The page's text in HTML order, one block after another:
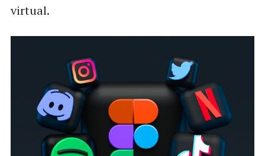
virtual.